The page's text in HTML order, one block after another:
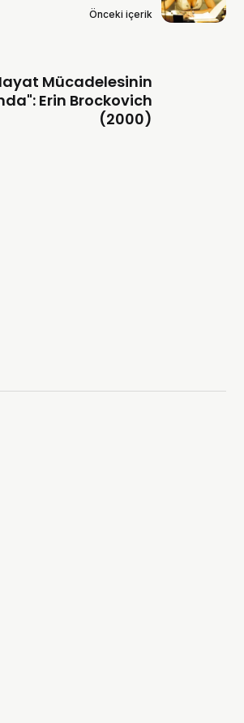
Önceki içerik
Mücadelesinin
Erin Brockovich
(2000)